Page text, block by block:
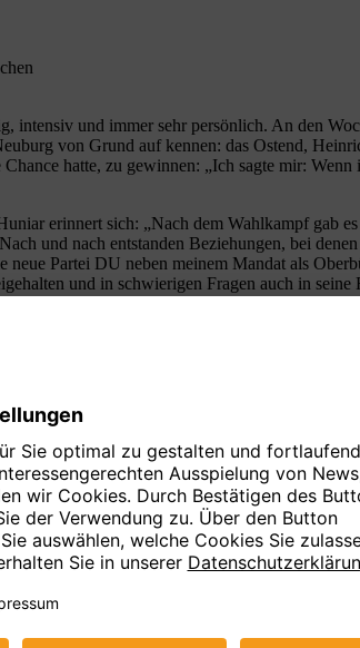
intensiv und immer sehr persönlich. An den
von Grund auf kennen: das Ostend,
hatte, zu gewinnen: „Ich sagte mir:
erinnert sich: „Nach dem Wahlkampf gab
und nach entstanden Beziehungen, bei
Partei DU neben meinem Mandat als
und in schwierigen Fragen auch in
ein hervorragender Finanzreferent. Mit der
– Es war eine Zeit, in der im Stadtrat
modernisierte Infrastruktur und stellte
entschied sich Neuburg bewusst für
Edmund Stoiber stark auf
haben wir keine Anteile verkauft, sondern
eine deutlich breitere Struktur entstanden.
eine andere Richtung zeigte.“
Bekenntnis zur Selbstständigkeit der Stadt: